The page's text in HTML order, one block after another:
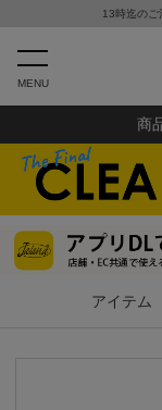
13時迄の
MENU
商
アイテム